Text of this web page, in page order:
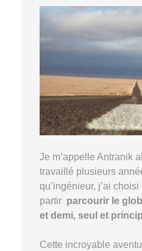
Je m’appelle Antranik
travaillé plusieurs
qu’ingénieur, j’ai
partir parcourir le
et demi, seul et
Cette incroyable